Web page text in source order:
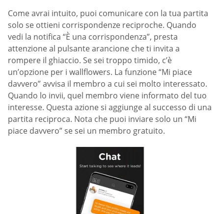
Come avrai intuito, puoi comunicare con la tua partita
solo se ottieni corrispondenze reciproche. Quando
vedi la notifica “È una corrispondenza”, presta
attenzione al pulsante arancione che ti invita a
rompere il ghiaccio. Se sei troppo timido, c’è
un’opzione per i wallflowers. La funzione “Mi piace
davvero” avvisa il membro a cui sei molto interessato.
Quando lo invii, quel membro viene informato del tuo
interesse. Questa azione si aggiunge al successo di una
partita reciproca. Nota che puoi inviare solo un “Mi
piace davvero” se sei un membro gratuito.